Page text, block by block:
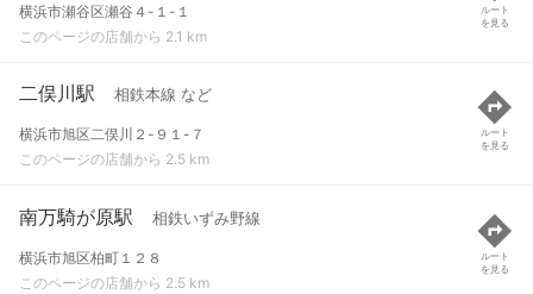
横浜市瀬谷区瀬谷４-１-１
このページの店舗から 2.1 km
ルート
を見る
二俣川駅 相鉄本線 など
横浜市旭区二俣川２-９１-７
このページの店舗から 2.5 km
ルート
を見る
南万騎が原駅 相鉄いずみ野線
横浜市旭区柏町１２８
このページの店舗から 2.5 km
ルート
を見る